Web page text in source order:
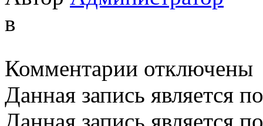
в
Комментарии записи
стих
10
отключены
Данная запись является
Данная запись является